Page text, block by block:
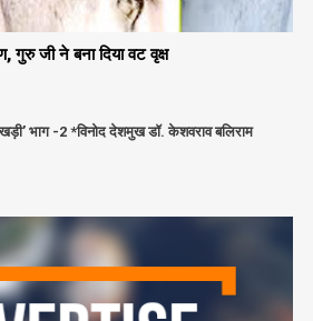
गुरु जी ने बना दिया वट वृक्ष
खड़ी’ भाग -2 *विनोद देशमुख डॉ. केशवराव बलिराम